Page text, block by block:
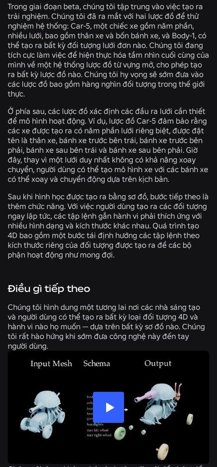
Trong giai đoạn beta, chúng tôi tập trung vào việc tạo ra
trải nghiệm. Chúng tôi đã ra mắt với hai lược đồ để thử
nghiệm hệ thống: Car-5, một chiếc xe gồm năm phần,
nhiều lưới, bao gồm thân xe và bốn bánh xe, và Body-1, có
thể tạo ra bất kỳ đối tượng lưới đơn nào. Chúng tôi đang
tích cực làm việc để hiện thực hóa tầm nhìn cuối cùng của
mình về một hệ thống lược đồ từ vựng mở, cho phép tạo
ra bất kỳ lược đồ nào. Chúng tôi hy vọng sẽ sớm đưa vào
các lược đồ bao gồm hàng nghìn đối tượng trong thế giới
thực.
Ở phía sau, các lược đồ xác định các đầu ra lưới cần thiết
để mô hình hoạt động. Ví dụ, lược đồ Car-5 đảm bảo rằng
các xe được tạo ra có năm phần lưới riêng biệt, được đặt
tên là thân xe, bánh xe trước bên trái, bánh xe trước bên
phải, bánh xe sau bên trái và bánh xe sau bên phải. Giờ
đây, thay vì một lưới duy nhất không có khả năng xoay
chuyển, người dùng có thể tạo mô hình xe với các bánh xe
có thể xoay và chuyển động dựa trên kịch bản.
Sau khi hình học được tạo ra bằng sơ đồ, bước tiếp theo là
thêm chức năng. Với việc người dùng tạo ra các đối tượng
ngay lập tức, các tập lệnh gắn hành vi phải thích ứng với
nhiều hình dạng và kích thước khác nhau. Quá trình tạo
4D bao gồm một bước tái định hướng các tập lệnh theo
kích thước riêng của đối tượng được tạo ra để các bộ
phận hoạt động như mong đợi.
Điều gì tiếp theo
Chúng tôi hình dung một tương lai nơi các nhà sáng tạo
và người dùng có thể tạo ra bất kỳ loại đối tượng 4D và
hành vi nào họ muốn — dựa trên bất kỳ sơ đồ nào. Chúng
tôi rất hào hứng khi sớm đưa công nghệ này đến tay
người dùng.